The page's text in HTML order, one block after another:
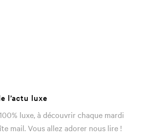
l’actu luxe
luxe, à découvrir chaque mardi
mail. Vous allez adorer nous lire !